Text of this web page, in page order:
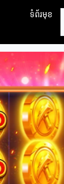
ទំព័រមុខ